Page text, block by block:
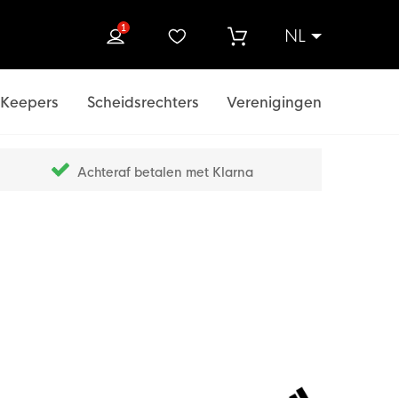
NL
1
Keepers Scheidsrechters Verenigingen
Achteraf betalen met Klarna